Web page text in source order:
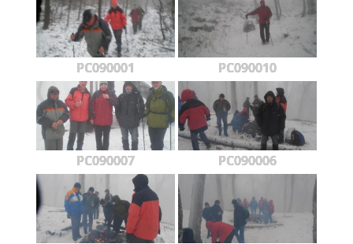
PC090001 PC090010
PC090007 PC090006